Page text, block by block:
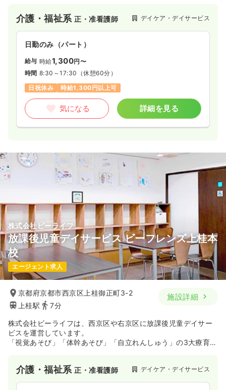
での活動だけでなく、お出かけや季節のイベントなど、子ども
たちが社会性を育むための多彩なプログラムを実践しており、
子どもたちの成長を間近で支えたい方にとって、やりがいを実
感しやすい環境が整っています。
介護・福祉系正・准看護師 デイケア・デイサービス
日勤のみ（パート）
給与 時給1,300円〜
時間 8:30～17:30 （休憩60分）
日祝休み
時給1,300円以上可
気になる 詳細を見る
株式会社ビーライフ
放課後児童デイサービス ビーフレンズ上桂本
校
エージェント求人
京都府京都市西京区上桂御正町3-2
上桂駅
7分
施設詳細
株式会社ビーライフは、西京区や右京区に放課後児童デイサー
ビスを運営しています。
「視覚あそび」「体幹あそび」「自立れんしゅう」の3大療育を
介護・福祉系正・准看護師 デイケア・デイサービス